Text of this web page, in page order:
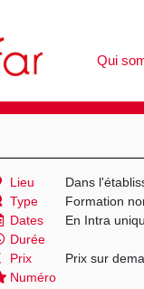
Qui
Lieu
Dans
Type
Formation
Dates
En Intra
Durée
Prix
Prix sur
Numéro